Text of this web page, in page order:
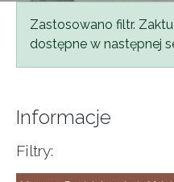
Komunikat
Zastosowano filtr.
dostępne w następnej
Informacje
Filtry: